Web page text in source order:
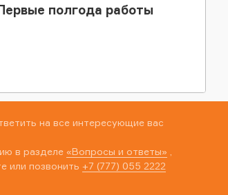
полгода работы
на все интересующие вас
в разделе «Вопросы и ответы»
или позвонить +7 (777) 055 2222